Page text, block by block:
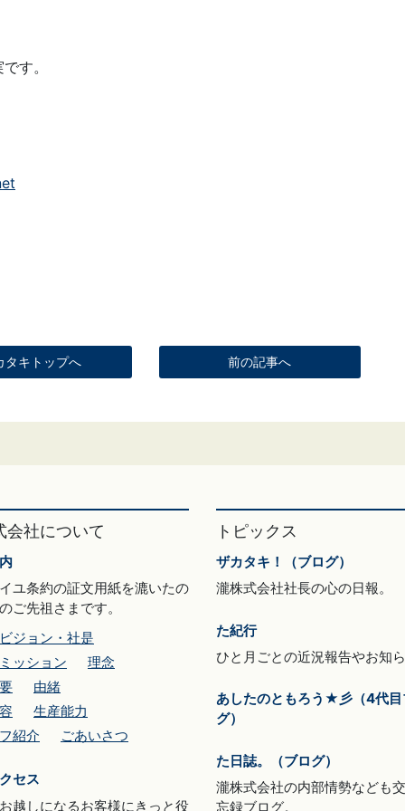
す。
タキトップへ 前の記事へ
会社について
ユ条約の証文用紙を漉いたの
ご先祖さまです。
ジョン・社是
ッション
理念
由緒
生産能力
紹介
ごあいさつ
セス
越しになるお客様にきっと役
トピックス
ザカタキ！（ブログ）
瀧株式会社社長の心の日報。
た紀行
ひと月ごとの近況報告やお知
あしたのともろう★彡（4代目
グ）
た日誌。（ブログ）
瀧株式会社の内部情勢なども
忘録ブログ。